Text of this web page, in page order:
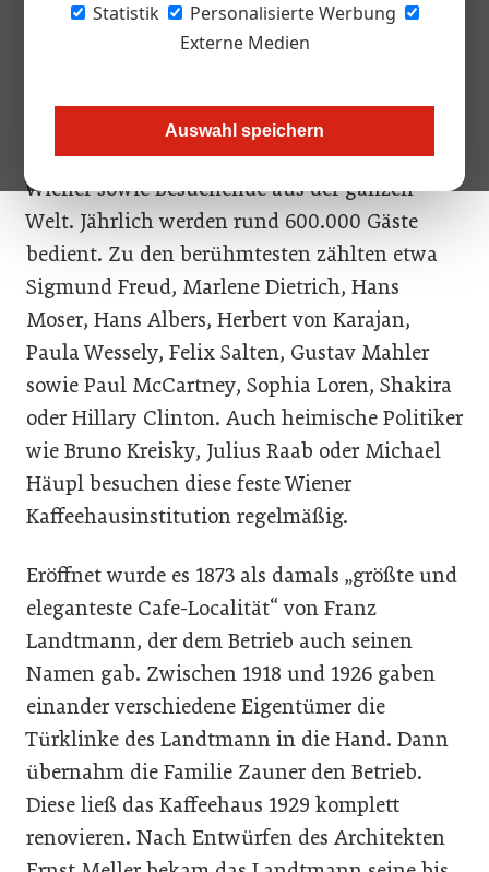
Statistik
Personalisierte Werbung
Externe Medien
Auswahl speichern
Burgtheater, Rathaus und Parlament gehört
das traditionsreiche Café seit Jahrzehnten
Politik und Kultur, ist aber auch ein beliebter
Aufenthaltsort für alle Wienerinnen und
Wiener sowie Besuchende aus der ganzen
Welt. Jährlich werden rund 600.000 Gäste
bedient. Zu den berühmtesten zählten etwa
Sigmund Freud, Marlene Dietrich, Hans
Moser, Hans Albers, Herbert von Karajan,
Paula Wessely, Felix Salten, Gustav Mahler
sowie Paul McCartney, Sophia Loren, Shakira
oder Hillary Clinton. Auch heimische Politiker
wie Bruno Kreisky, Julius Raab oder Michael
Häupl besuchen diese feste Wiener
Kaffeehausinstitution regelmäßig.
Eröffnet wurde es 1873 als damals „größte und
eleganteste Cafe-Localität“ von Franz
Landtmann, der dem Betrieb auch seinen
Namen gab. Zwischen 1918 und 1926 gaben
einander verschiedene Eigentümer die
Türklinke des Landtmann in die Hand. Dann
übernahm die Familie Zauner den Betrieb.
Diese ließ das Kaffeehaus 1929 komplett
renovieren. Nach Entwürfen des Architekten